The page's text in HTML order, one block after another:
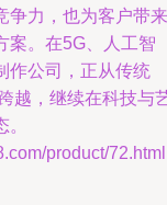
争力，也为客户带来
案。在5G、人工智
作公司，正从传统
越，继续在科技与
product/72.html